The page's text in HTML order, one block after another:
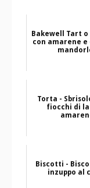
Bakewell Tart
con amarene e
Torta -
fiocchi di
Biscotti -
inzuppo al